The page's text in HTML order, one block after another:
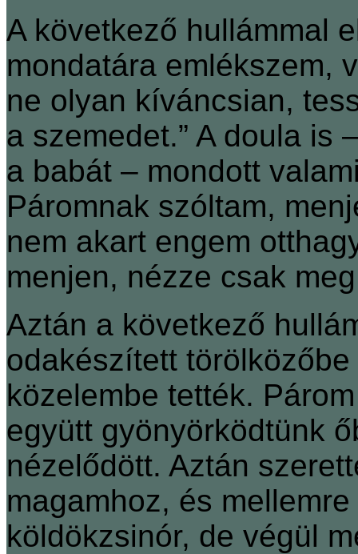
A következő hullámmal
mondatára emlékszem,
ne olyan kíváncsian,
a szemedet.” A doula is
a babát – mondott
Páromnak szóltam,
nem akart engem
menjen, nézze csak
Aztán a következő
odakészített
közelembe tették.
együtt gyönyörködtünk
nézelődött. Aztán
magamhoz, és
köldökzsinór, de végül